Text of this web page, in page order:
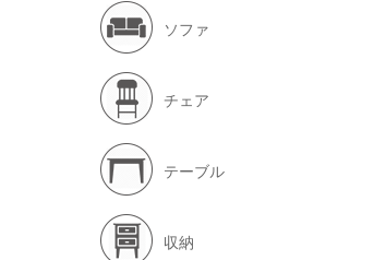
ソファ
チェア
テーブル
収納